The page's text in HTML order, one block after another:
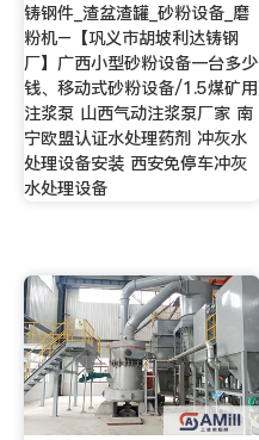
铸钢件_渣盆渣罐_砂粉设备_磨
粉机–【巩义市胡坡利达铸钢
厂】广西小型砂粉设备一台多少
钱、移动式砂粉设备/1.5煤矿用
注浆泵 山西气动注浆泵厂家 南
宁欧盟认证水处理药剂 冲灰水
处理设备安装 西安免停车冲灰
水处理设备